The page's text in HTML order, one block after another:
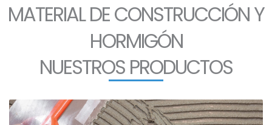
MATERIAL DE CONSTRUCCIÓN Y
HORMIGÓN
NUESTROS PRODUCTOS